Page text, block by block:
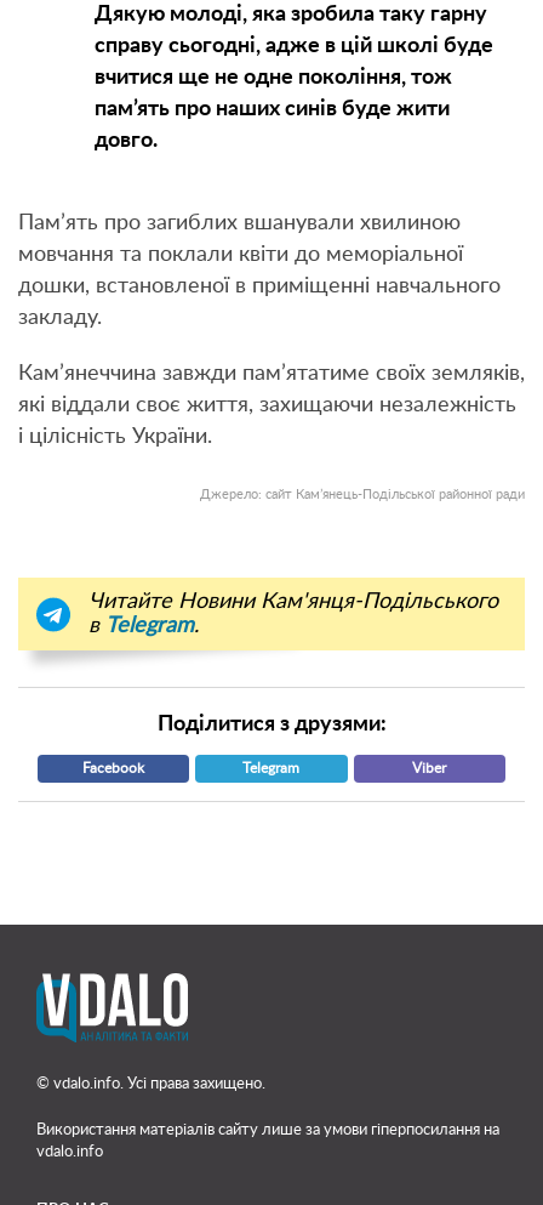
Дякую молоді, яка зробила таку гарну
справу сьогодні, адже в цій школі буде
вчитися ще не одне покоління, тож
пам’ять про наших синів буде жити
довго.
Пам’ять про загиблих вшанували хвилиною
мовчання та поклали квіти до меморіальної
дошки, встановленої в приміщенні навчального
закладу.
Кам’янеччина завжди пам’ятатиме своїх земляків,
які віддали своє життя, захищаючи незалежність
і цілісність України.
Джерело: сайт Кам’янець-Подільської районної ради
Читайте Новини Кам'янця-Подільського
в Telegram.
Поділитися з друзями:
Facebook Telegram Viber
© vdalo.info. Усі права захищено.
Використання матеріалів сайту лише за умови гіперпосилання на
vdalo.info